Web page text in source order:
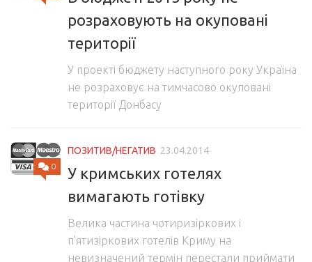
розраховують на окуповані
території
У проекті бюджету наступного року Україна
не розраховує на тимчасово окуповані
території Донбасу
0
ПОЗИТИВ/НЕГАТИВ 23.04.2014
У кримських готелях
вимагають готівку
Велика частина чотиризіркових і
п’ятизіркових готелів Криму на
невизначений термін перестали приймати